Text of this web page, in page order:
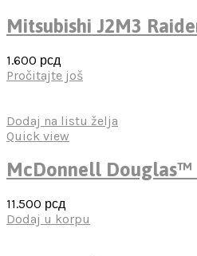
Mitsubishi J2M3
1.600 рсд
Pročitajte još
Dodaj na listu želja
Quick view
McDonnell Douglas™
11.500 рсд
Dodaj u korpu